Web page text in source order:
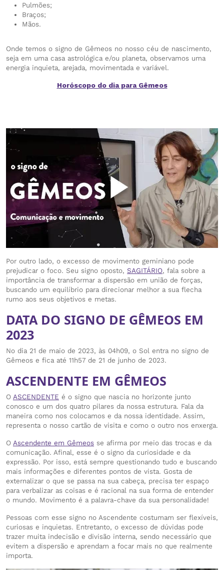
Pulmões;
Braços;
Mãos.
Onde temos o signo de Gêmeos no nosso céu de nascimento,
seja em uma casa astrológica e/ou planeta, observamos uma
energia inquieta, arejada, movimentada e variável.
Horóscopo do dia para Gêmeos
Por outro lado, o excesso de movimento geminiano pode
prejudicar o foco. Seu signo oposto, SAGITÁRIO, fala sobre a
importância de transformar a dispersão em união de forças,
buscando um equilíbrio para direcionar melhor a sua flecha
rumo aos seus objetivos e metas.
DATA DO SIGNO DE GÊMEOS EM
2023
No dia 21 de maio de 2023, às 04h09, o Sol entra no signo de
Gêmeos e fica até 11h57 de 21 de junho de 2023.
ASCENDENTE EM GÊMEOS
O ASCENDENTE é o signo que nascia no horizonte junto
conosco e um dos quatro pilares da nossa estrutura. Fala da
maneira como nos colocamos e da nossa identidade. Assim,
representa o nosso cartão de visita e como o outro nos enxerga.
O Ascendente em Gêmeos se afirma por meio das trocas e da
comunicação. Afinal, esse é o signo da curiosidade e da
expressão. Por isso, está sempre questionando tudo e buscando
mais informações e diferentes pontos de vista. Gosta de
externalizar o que se passa na sua cabeça, precisa ter espaço
para verbalizar as coisas e é racional na sua forma de entender
o mundo. Movimento é a palavra-chave da sua personalidade!
Pessoas com esse signo no Ascendente costumam ser flexíveis,
curiosas e inquietas. Entretanto, o excesso de dúvidas pode
trazer muita indecisão e divisão interna, sendo necessário que
evitem a dispersão e aprendam a focar mais no que realmente
importa.